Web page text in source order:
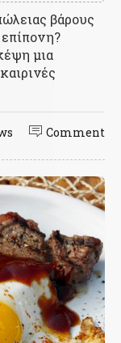
βάρους
μια
Comment